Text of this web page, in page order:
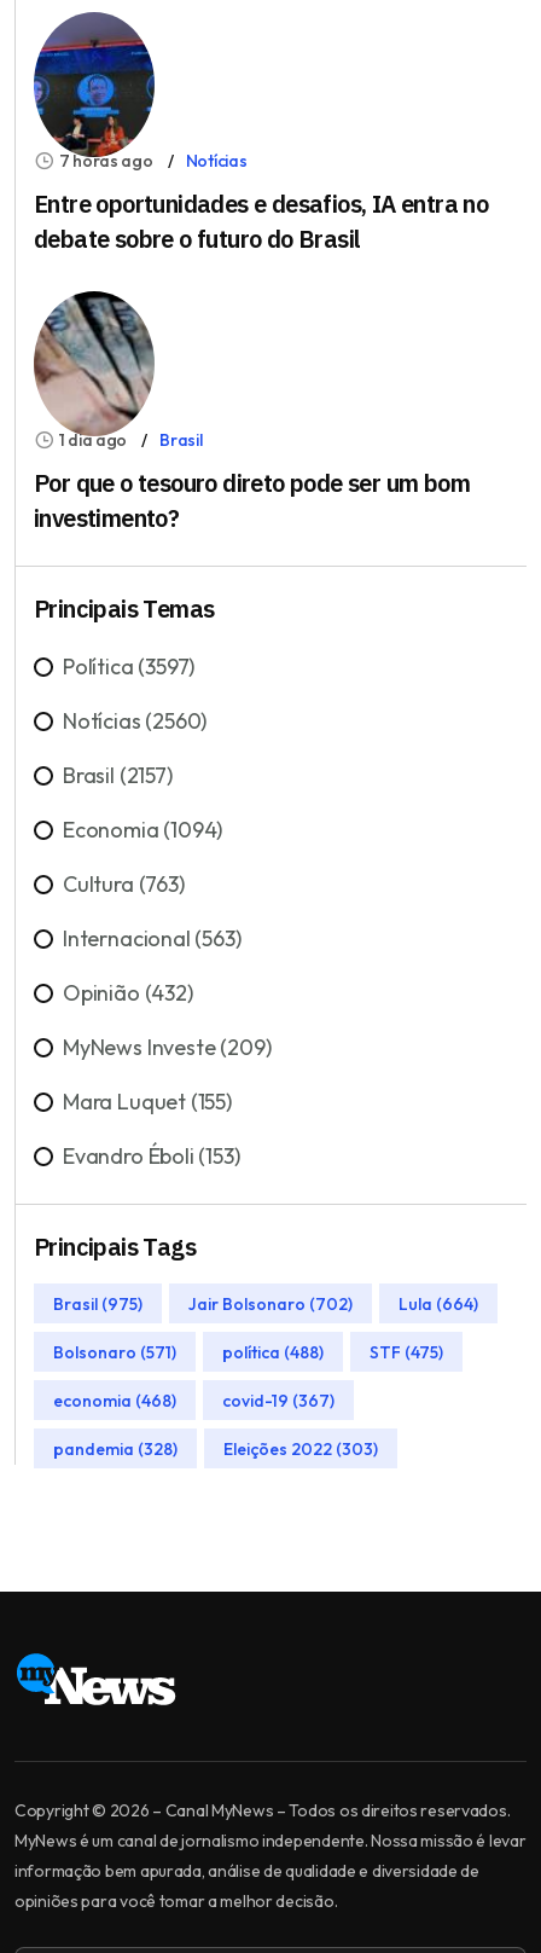
7 horas ago Notícias
Entre oportunidades e desafios, IA entra no
debate sobre o futuro do Brasil
1 dia ago Brasil
Por que o tesouro direto pode ser um bom
investimento?
Principais Temas
Política (3597)
Notícias (2560)
Brasil (2157)
Economia (1094)
Cultura (763)
Internacional (563)
Opinião (432)
MyNews Investe (209)
Mara Luquet (155)
Evandro Éboli (153)
Principais Tags
Brasil (975) Jair Bolsonaro (702) Lula (664)
Bolsonaro (571) política (488) STF (475)
economia (468) covid-19 (367)
pandemia (328) Eleições 2022 (303)
Copyright © 2026 – Canal MyNews – Todos os direitos reservados.
MyNews é um canal de jornalismo independente. Nossa missão é levar
informação bem apurada, análise de qualidade e diversidade de
opiniões para você tomar a melhor decisão.